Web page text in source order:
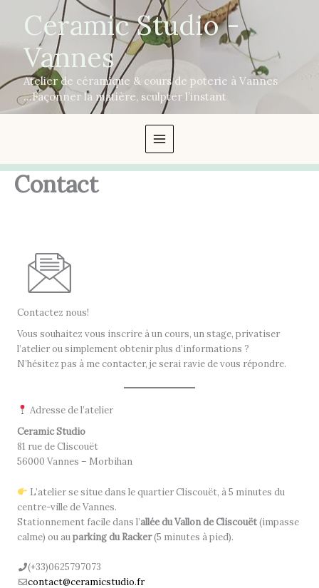
contenuCeramic Studio -
Vannes
Atelier de céramique & cours de poterie à Vannes
...Façonner la matière, sculpter l’instant
Contact
Contactez nous!
Vous souhaitez vous inscrire à un cours, un stage, privatiser
l’atelier ou simplement obtenir plus d’informations ?
N’hésitez pas à me contacter, je serai ravie de vous répondre.
Adresse de l’atelier
Ceramic Studio
81 rue de Cliscouët
56000 Vannes – Morbihan
L’atelier se situe dans le quartier Cliscouët, à 5 minutes du
centre-ville de Vannes.
Stationnement facile dans l’allée du Vallon de Cliscouët(impasse
calme) ou auparking du Racker(5 minutes à pied).
(+33)0625797073
contact@ceramicstudio.fr